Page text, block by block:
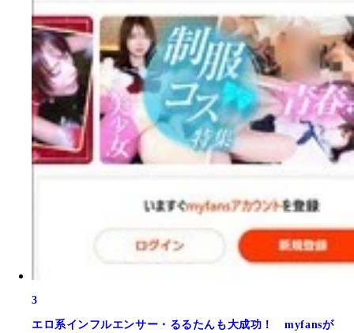
3
エロ系インフルエンサー・るるたんも大成功！ myfansが